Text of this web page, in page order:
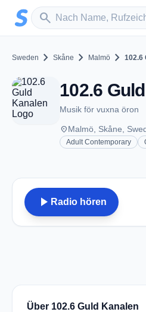
Zum Hauptinhalt springen
search
Sender suchen
Sweden chevron_right Skåne chevron_right Malmö chevron_right 102.6
Musik för vuxna öron
placeMalmö, Skåne,
Adult Contemporary
play_arrow Radio hören
Über 102.6 Guld Kanalen